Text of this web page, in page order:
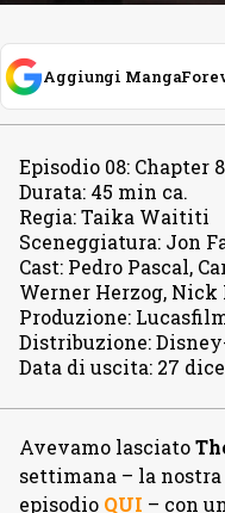
Aggiungi
Episodio 08: Chapter
Durata: 45 min ca.
Regia:Taika Waititi
Sceneggiatura: Jon
Cast: Pedro Pascal,
Werner Herzog, Nick
Produzione:
Distribuzione:
Data di uscita: 27
Avevamo lasciato
settimana – la
episodio QUI – con